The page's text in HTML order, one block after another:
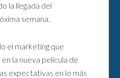
la llegada del
semana.
el marketing que
la nueva película de
expectativas en lo más